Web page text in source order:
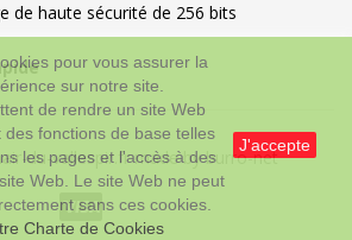
pour vous assurer la
sur notre site.
de rendre un site Web
des fonctions de base telles
les pages et l'accès à des
Web. Le site Web ne peut
sans ces cookies.
Charte de Cookies
J'accepte
de haute sécurité de 256 bits
du-vallespir.fr made by burro-net